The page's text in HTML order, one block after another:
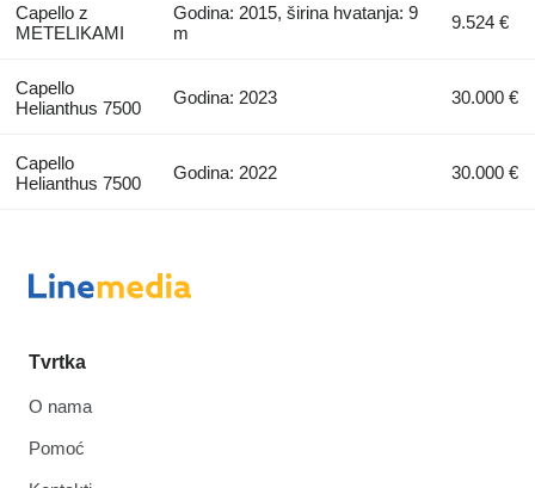
Capello z
METELIKAMI
Godina: 2015, širina hvatanja: 9
m
9.524 €
Capello
Helianthus 7500
Godina: 2023 30.000 €
Capello
Helianthus 7500
Godina: 2022 30.000 €
Tvrtka
O nama
Pomoć